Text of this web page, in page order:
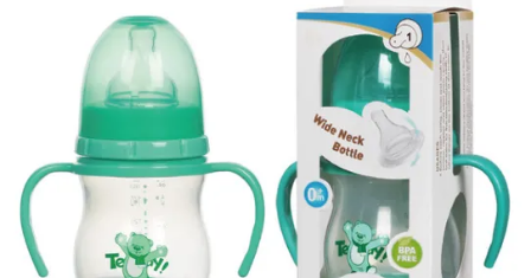
PRIVACY
POLICY